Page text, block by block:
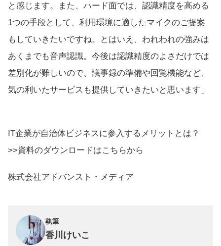
と感じます。また、ハード面では、認識精度を高める
1つの手段として、利用環境に適したマイクのご提案
もしていきたいですね。とはいえ、われわれの強みは
あくまでも音声認識。今後は認識精度のよさだけでは
差別化が難しいので、議事録の準備や回覧機能など、
気の利いたサービスも提供していきたいと思います」
IT企業が自治体ビジネスに参入するメリットとは？
>>資料のダウンロードはこちらから
株式会社アドバンスト・メディア
執筆
香川けいこ